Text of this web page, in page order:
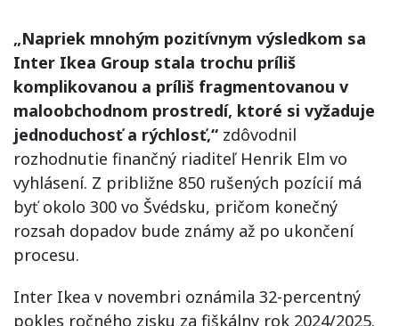
„Napriek mnohým pozitívnym výsledkom sa
Inter Ikea Group stala trochu príliš
komplikovanou a príliš fragmentovanou v
maloobchodnom prostredí, ktoré si vyžaduje
jednoduchosť a rýchlosť,“ zdôvodnil
rozhodnutie finančný riaditeľ Henrik Elm vo
vyhlásení. Z približne 850 rušených pozícií má
byť okolo 300 vo Švédsku, pričom konečný
rozsah dopadov bude známy až po ukončení
procesu.
Inter Ikea v novembri oznámila 32-percentný
pokles ročného zisku za fiškálny rok 2024/2025.